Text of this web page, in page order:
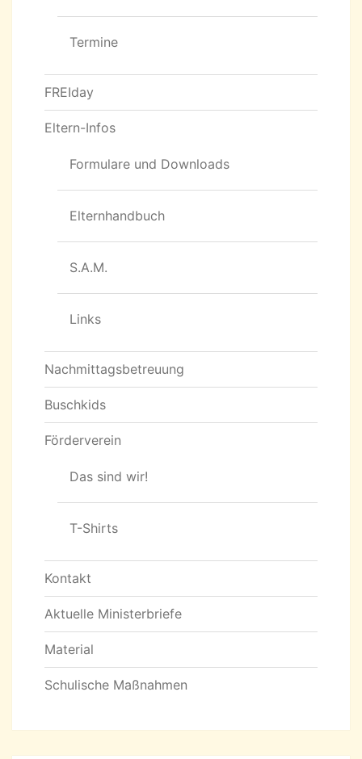
Termine
FREIday
Eltern-Infos
Formulare und Downloads
Elternhandbuch
S.A.M.
Links
Nachmittagsbetreuung
Buschkids
Förderverein
Das sind wir!
T-Shirts
Kontakt
Aktuelle Ministerbriefe
Material
Schulische Maßnahmen